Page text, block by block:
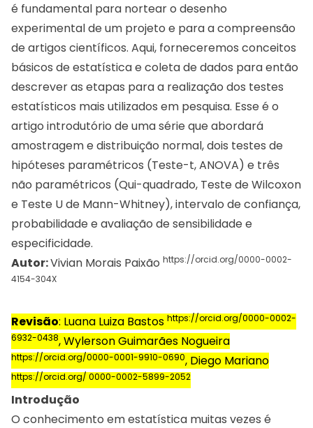
é fundamental para nortear o desenho
experimental de um projeto e para a compreensão
de artigos científicos. Aqui, forneceremos conceitos
básicos de estatística e coleta de dados para então
descrever as etapas para a realização dos testes
estatísticos mais utilizados em pesquisa. Esse é o
artigo introdutório de uma série que abordará
amostragem e distribuição normal, dois testes de
hipóteses paramétricos (Teste-t, ANOVA) e três
não paramétricos (Qui-quadrado, Teste de Wilcoxon
e Teste U de Mann-Whitney), intervalo de confiança,
probabilidade e avaliação de sensibilidade e
especificidade.
Autor:Vivian Morais Paixão https://orcid.org/0000-0002-
4154-304X
Revisão: Luana Luiza Bastos https://orcid.org/0000-0002-
6932-0438, Wylerson Guimarães Nogueira
https://orcid.org/0000-0001-9910-0690, Diego Mariano
https://orcid.org/ 0000-0002-5899-2052
Introdução
O conhecimento em estatística muitas vezes é